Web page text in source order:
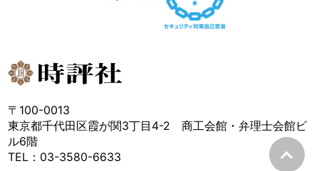
〒100-0013
東京都千代田区霞が関3丁目4-2 商工会館・弁理士会館ビ
ル6階
TEL：03-3580-6633